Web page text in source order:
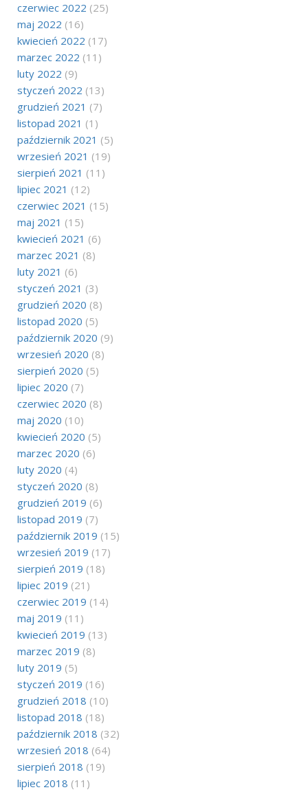
czerwiec 2022 (25)
maj 2022 (16)
kwiecień 2022 (17)
marzec 2022 (11)
luty 2022 (9)
styczeń 2022 (13)
grudzień 2021 (7)
listopad 2021 (1)
październik 2021 (5)
wrzesień 2021 (19)
sierpień 2021 (11)
lipiec 2021 (12)
czerwiec 2021 (15)
maj 2021 (15)
kwiecień 2021 (6)
marzec 2021 (8)
luty 2021 (6)
styczeń 2021 (3)
grudzień 2020 (8)
listopad 2020 (5)
październik 2020 (9)
wrzesień 2020 (8)
sierpień 2020 (5)
lipiec 2020 (7)
czerwiec 2020 (8)
maj 2020 (10)
kwiecień 2020 (5)
marzec 2020 (6)
luty 2020 (4)
styczeń 2020 (8)
grudzień 2019 (6)
listopad 2019 (7)
październik 2019 (15)
wrzesień 2019 (17)
sierpień 2019 (18)
lipiec 2019 (21)
czerwiec 2019 (14)
maj 2019 (11)
kwiecień 2019 (13)
marzec 2019 (8)
luty 2019 (5)
styczeń 2019 (16)
grudzień 2018 (10)
listopad 2018 (18)
październik 2018 (32)
wrzesień 2018 (64)
sierpień 2018 (19)
lipiec 2018 (11)